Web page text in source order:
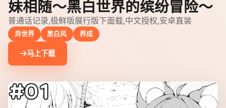
妹相随～黑白世界的缤纷冒险～
普通话记录,极鲜版展行版下面载,中文授权,安卓直装
异世界 黑白风 养成
马上下载